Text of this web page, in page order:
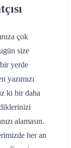
çok
size
yerde
yazımızı
ki bir daha
alamasın.
her an